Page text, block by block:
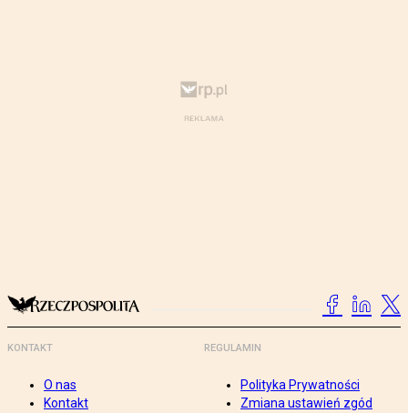
KONTAKT
O nas
Kontakt
REGULAMIN
Polityka Prywatności
Zmiana ustawień zgód